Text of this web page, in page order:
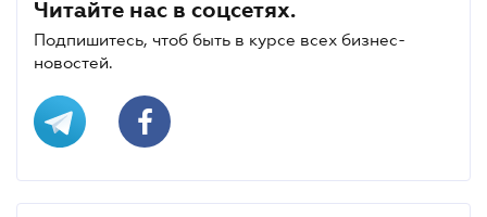
Читайте нас в соцсетях.
Подпишитесь, чтоб быть в курсе всех бизнес-
новостей.